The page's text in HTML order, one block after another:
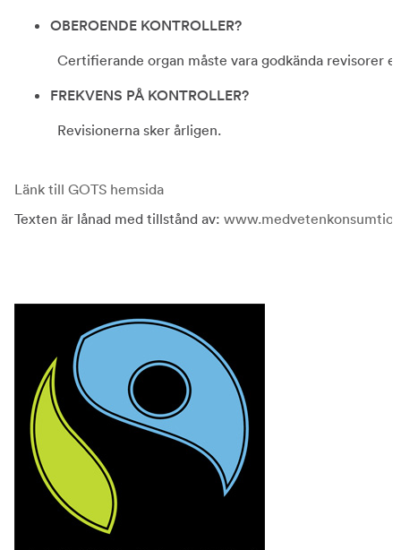
OBEROENDE KONTROLLER?
Certifierande organ måste vara godkända revisorer
FREKVENS PÅ KONTROLLER?
Revisionerna sker årligen.
Länk till GOTS hemsida
Texten är lånad med tillstånd av: